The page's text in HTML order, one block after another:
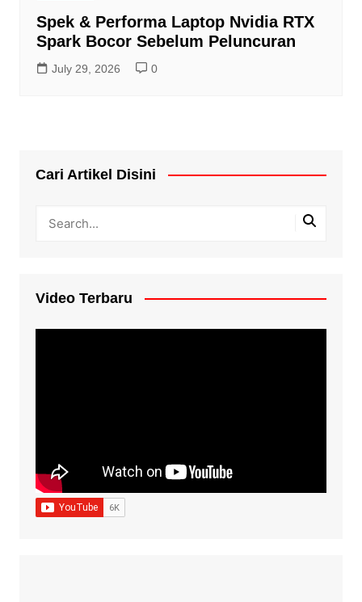
Spek & Performa Laptop Nvidia RTX
Spark Bocor Sebelum Peluncuran
July 29, 2026 0
Cari Artikel Disini
Video Terbaru